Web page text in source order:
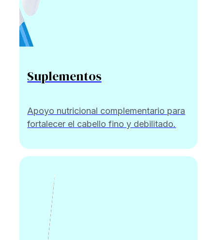
Suplementos
Apoyo nutricional complementario para
fortalecer el cabello fino y debilitado.